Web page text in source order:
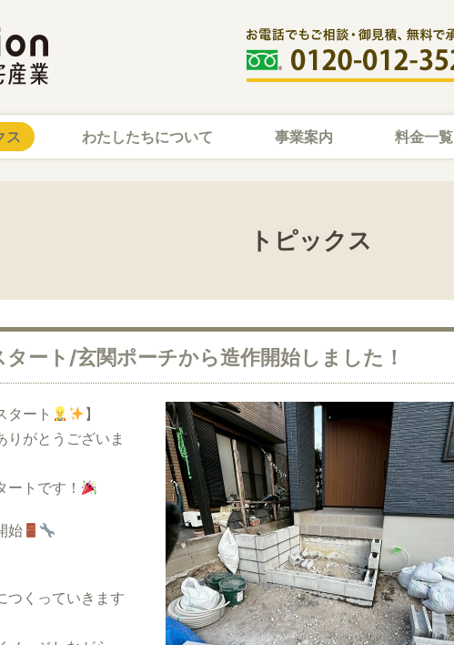
ス わたしたちについて 事業案内 料金一覧
トピックス
ート/玄関ポーチから造作開始しました！
タート
】
りがとうございま
トです！
始
つくっていきます